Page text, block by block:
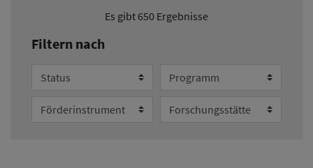
Es gibt 650 Ergebnisse
Filtern nach
Status Programm
Förderinstrument Forschungsstätte